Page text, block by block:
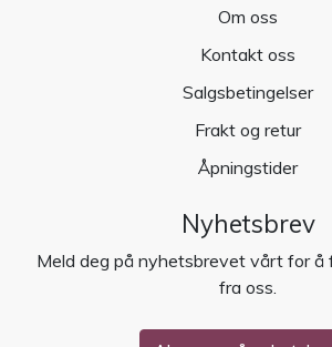
Om oss
Kontakt oss
Salgsbetingelser
Frakt og retur
Åpningstider
Nyhetsbrev
Meld deg på nyhetsbrevet vårt for å
fra oss.